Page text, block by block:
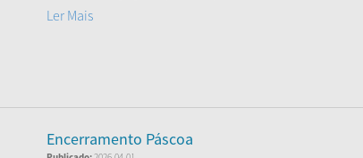
Ler Mais
Encerramento Páscoa